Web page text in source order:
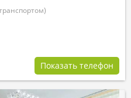
Показать телефон